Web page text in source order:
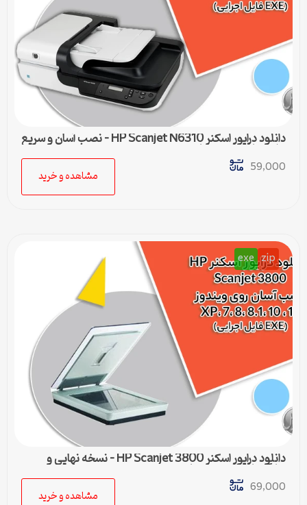
دانلود درایور اسکنر HP Scanjet N6310 – نصب آسان و سریع
برای تمامی ویندوزها
59,000
مشاهده و خرید
zip
exe
دانلود درایور اسکنر HP Scanjet 3800 – نسخه نهایی و
سازگار با تمام ویندوزها
69,000
مشاهده و خرید